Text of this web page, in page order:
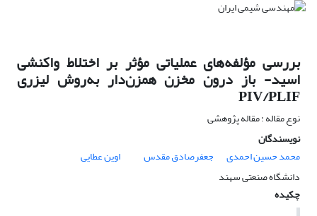
بررسی مؤلفه‌های عملیاتی مؤثر بر اختلاط واکنشی
اسید- باز درون مخزن همزن‌دار به‌روش لیزری
PIV/PLIF
نوع مقاله : مقاله پژوهشی
نویسندگان
محمد حسین احمدی
جعفرصادق مقدس
اوین عطایی
دانشگاه صنعتی سهند
چکیده